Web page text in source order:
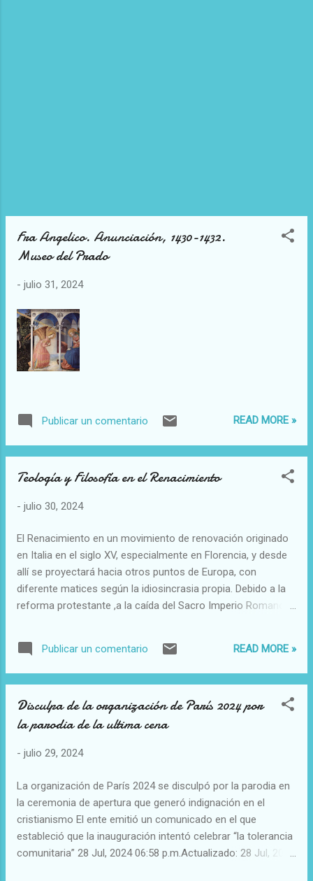
Fra Angelico. Anunciación, 1430-1432.
Museo del Prado
- julio 31, 2024
Publicar un comentario READ MORE »
Teología y Filosofía en el Renacimiento
- julio 30, 2024
El Renacimiento en un movimiento de renovación originado
en Italia en el siglo XV, especialmente en Florencia, y desde
allí se proyectará hacia otros puntos de Europa, con
diferente matices según la idiosincrasia propia. Debido a la
reforma protestante ,a la caída del Sacro Imperio Romano
del feudalismo, el poder eclesiástico estaba muy debilitado
En esta época tanto la teología como la filosofía ( con
corrientes como humanismo y neoplatonismo) y tuvieron
clásicas y desarrollando de nuevas perspectivas. Se pasa de
un pensamiento teocéntrico a otro antropocéntrico, siendo
naturaleza porque es imagen de Dios que es Padre
renacentistas? Todas tienen un trasfondo religioso, en sus
escenas cotidianas y en las religiosas propiamente y los
temas que representa...
Publicar un comentario READ MORE »
Disculpa de la organización de París 2024 por
la parodia de la ultima cena
- julio 29, 2024
La organización de París 2024 se disculpó por la parodia en
la ceremonia de apertura que generó indignación en el
cristianismo El ente emitió un comunicado en el que
estableció que la inauguración intentó celebrar “la tolerancia
comunitaria” 28 Jul, 2024 06:58 p.m.Actualizado: 28 Jul, 2024